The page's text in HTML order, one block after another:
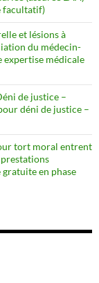
facultatif)
et lésions à
du médecin-
expertise médicale
de justice –
déni de justice –
tort moral entrent
en phase